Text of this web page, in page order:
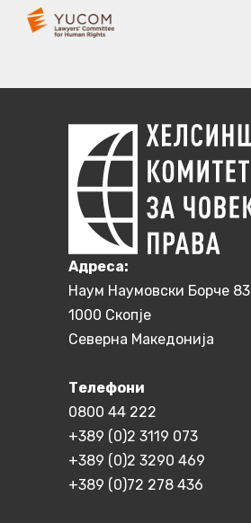
Aдреса:
Наум Наумовски Борче 83
1000 Скопје
Северна Македонија
Телефони
0800 44 222
+389 (0)2 3119 073
+389 (0)2 3290 469
+389 (0)72 278 436